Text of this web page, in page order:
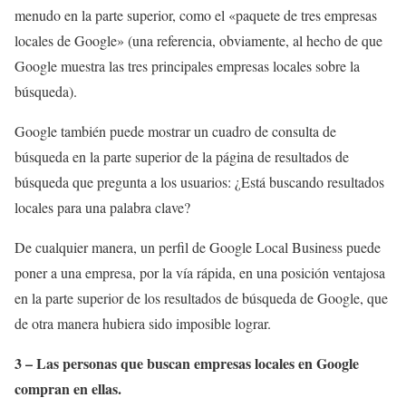
menudo en la parte superior, como el «paquete de tres empresas
locales de Google» (una referencia, obviamente, al hecho de que
Google muestra las tres principales empresas locales sobre la
búsqueda).
Google también puede mostrar un cuadro de consulta de
búsqueda en la parte superior de la página de resultados de
búsqueda que pregunta a los usuarios: ¿Está buscando resultados
locales para una palabra clave?
De cualquier manera, un perfil de Google Local Business puede
poner a una empresa, por la vía rápida, en una posición ventajosa
en la parte superior de los resultados de búsqueda de Google, que
de otra manera hubiera sido imposible lograr.
3 – Las personas que buscan empresas locales en Google
compran en ellas.